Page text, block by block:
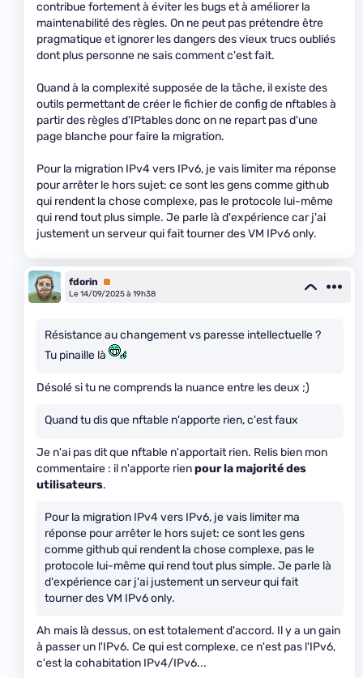
contribue fortement à éviter les bugs et à améliorer la
maintenabilité des règles. On ne peut pas prétendre être
pragmatique et ignorer les dangers des vieux trucs oubliés
dont plus personne ne sais comment c'est fait.
Quand à la complexité supposée de la tâche, il existe des
outils permettant de créer le fichier de config de nftables à
partir des règles d'IPtables donc on ne repart pas d'une
page blanche pour faire la migration.
Pour la migration IPv4 vers IPv6, je vais limiter ma réponse
pour arrêter le hors sujet: ce sont les gens comme github
qui rendent la chose complexe, pas le protocole lui-même
qui rend tout plus simple. Je parle là d'expérience car j'ai
justement un serveur qui fait tourner des VM IPv6 only.
fdorin
Premium
Le 14/09/2025 à 19h38
Résistance au changement vs paresse intellectuelle ?
Tu pinaille là
Désolé si tu ne comprends la nuance entre les deux ;)
Quand tu dis que nftable n'apporte rien, c'est faux
Je n'ai pas dit que nftable n'apportait rien. Relis bien mon
commentaire : il n'apporte rienpour la majorité des
utilisateurs.
Pour la migration IPv4 vers IPv6, je vais limiter ma
réponse pour arrêter le hors sujet: ce sont les gens
comme github qui rendent la chose complexe, pas le
protocole lui-même qui rend tout plus simple. Je parle là
d'expérience car j'ai justement un serveur qui fait
tourner des VM IPv6 only.
Ah mais là dessus, on est totalement d'accord. Il y a un gain
à passer un l'IPv6. Ce qui est complexe, ce n'est pas l'IPv6,
c'est la cohabitation IPv4/IPv6...